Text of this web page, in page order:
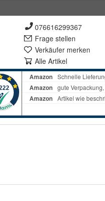
076616299367
Frage stellen
Verkäufer merken
Alle Artikel